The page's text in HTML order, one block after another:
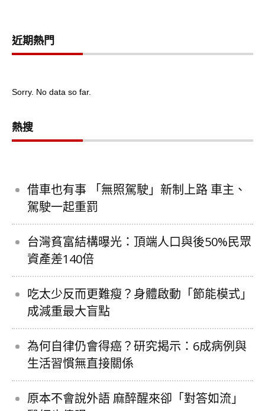
近期熱門
Sorry. No data so far.
熱搜
借車也有事 「無照駕駛」新制上路 車主、
駕駛一起重罰
台灣貧富結構曝光：頂端人口與後50%民眾
資產差140倍
吃太少反而更難瘦？身體啟動「節能模式」
成減重最大盲點
為何自律仍會得癌？研究揭示：6成病例與
生活習慣無直接關係
原本不會說外語 麻醉醒來卻「對答如流」